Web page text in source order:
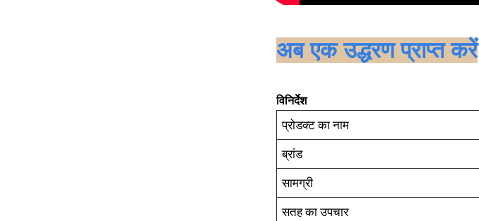
अब एक उद्धरण प्राप्त करें
विनिर्देश
प्रोडक्ट का नाम
ब्रांड
सामग्री
सतह का उपचार